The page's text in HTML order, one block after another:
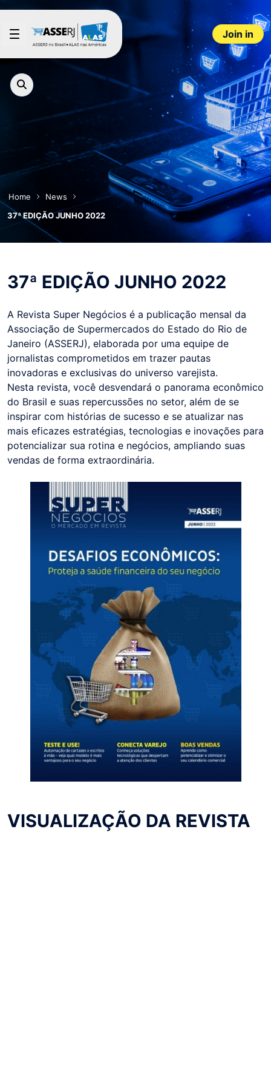
Skip to Main Content
Join in
Home
News
37ª EDIÇÃO JUNHO 2022
37ª EDIÇÃO JUNHO 2022
A Revista Super Negócios é a publicação mensal da
Associação de Supermercados do Estado do Rio de
Janeiro (ASSERJ), elaborada por uma equipe de
jornalistas comprometidos em trazer pautas
inovadoras e exclusivas do universo varejista.
Nesta revista, você desvendará o panorama econômico
do Brasil e suas repercussões no setor, além de se
inspirar com histórias de sucesso e se atualizar nas
mais eficazes estratégias, tecnologias e inovações para
potencializar sua rotina e negócios, ampliando suas
vendas de forma extraordinária.
VISUALIZAÇÃO DA REVISTA